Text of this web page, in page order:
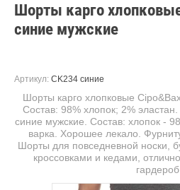
Шорты карго
синие мужские
Артикул: CK234 синие
Шорты карго хлопковые
Состав: 98% хлопок; 2%
синие мужские. Состав: хлопок -
варка. Хорошее лекало.
Шорты для повседневной носки,
кроссовками и кедами,